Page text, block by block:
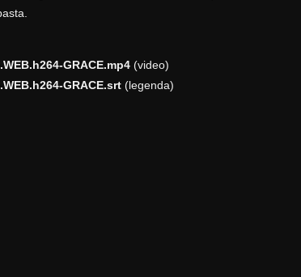
GRACE.mp4(video)
GRACE.srt(legenda)